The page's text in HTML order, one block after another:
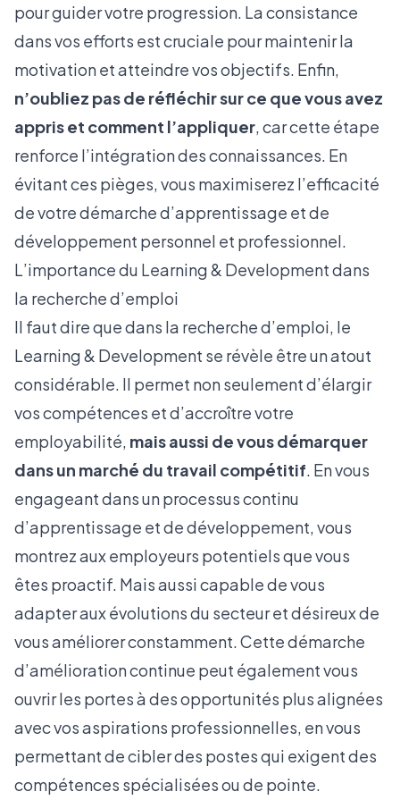
pour guider votre progression. La consistance
dans vos efforts est cruciale pour maintenir la
motivation et atteindre vos objectifs. Enfin,
n’oubliez pas de réfléchir sur ce que vous avez
appris et comment l’appliquer, car cette étape
renforce l’intégration des connaissances. En
évitant ces pièges, vous maximiserez l’efficacité
de votre démarche d’apprentissage et de
développement personnel et professionnel.
L’importance du Learning & Development dans
la recherche d’emploi
Il faut dire que dans la recherche d’emploi, le
Learning & Development se révèle être un atout
considérable. Il permet non seulement d’élargir
vos compétences et d’accroître votre
employabilité, mais aussi de vous démarquer
dans un marché du travail compétitif. En vous
engageant dans un processus continu
d’apprentissage et de développement, vous
montrez aux employeurs potentiels que vous
êtes proactif. Mais aussi capable de vous
adapter aux évolutions du secteur et désireux de
vous améliorer constamment. Cette démarche
d’amélioration continue peut également vous
ouvrir les portes à des opportunités plus alignées
avec vos aspirations professionnelles, en vous
permettant de cibler des postes qui exigent des
compétences spécialisées ou de pointe.